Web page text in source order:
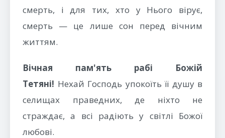
смерть, і для тих, хто у Нього вірує,
смерть — це лише сон перед вічним
життям.
Вічная пам'ять рабі Божій
Тетяні! Нехай Господь упокоїть її душу в
селищах праведних, де ніхто не
страждає, а всі радіють у світлі Божої
любові.